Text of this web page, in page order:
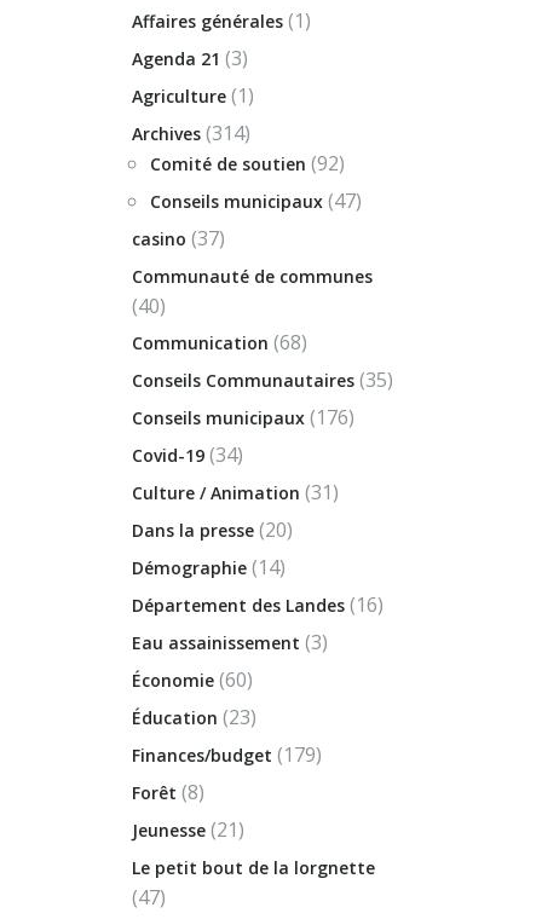
Affaires générales (1)
Agenda 21 (3)
Agriculture (1)
Archives (314)
Comité de soutien (92)
Conseils municipaux (47)
casino (37)
Communauté de communes
(40)
Communication (68)
Conseils Communautaires (35)
Conseils municipaux (176)
Covid-19 (34)
Culture / Animation (31)
Dans la presse (20)
Démographie (14)
Département des Landes (16)
Eau assainissement (3)
Économie (60)
Éducation (23)
Finances/budget (179)
Forêt (8)
Jeunesse (21)
Le petit bout de la lorgnette
(47)